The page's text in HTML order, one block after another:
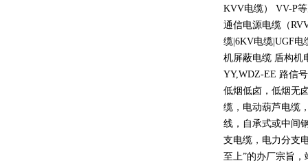
KVV电缆） VV-P
通信电源电缆（
缆 |6KV电缆 |UGF电
机屏蔽电缆 盾构机
YY,WDZ-EE 路信
低烟低卤，低烟无
缆，电动葫芦电缆
线，自承式或中间
支电缆，电力分支
至上”的办厂宗旨，